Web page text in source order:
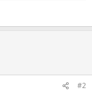
#2